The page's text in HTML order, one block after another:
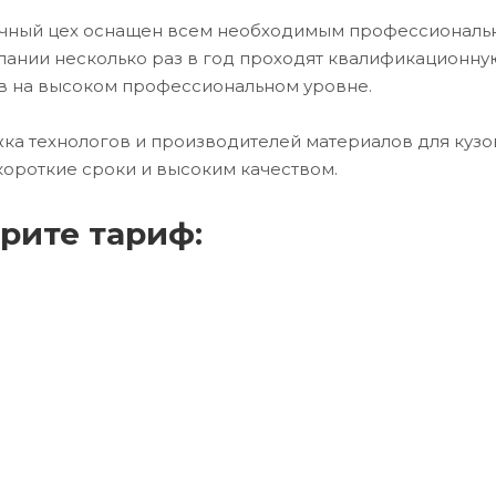
цех оснащен всем необходимым
несколько раз в год проходят
на высоком профессиональном уровне.
технологов и производителей материалов для
сроки и высоким качеством.
тариф: